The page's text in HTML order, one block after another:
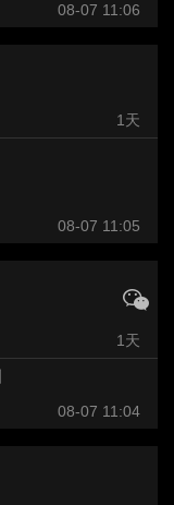
08-07 11:06
1天
08-07 11:05
1天
08-07 11:04